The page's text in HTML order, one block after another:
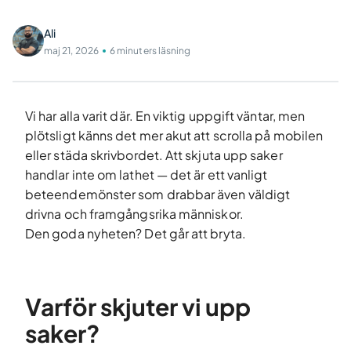
Ali
maj 21, 2026 6 minuters läsning
Vi har alla varit där. En viktig uppgift väntar, men
plötsligt känns det mer akut att scrolla på mobilen
eller städa skrivbordet. Att skjuta upp saker
handlar inte om lathet — det är ett vanligt
beteendemönster som drabbar även väldigt
drivna och framgångsrika människor.
Den goda nyheten? Det går att bryta.
Varför skjuter vi upp
saker?